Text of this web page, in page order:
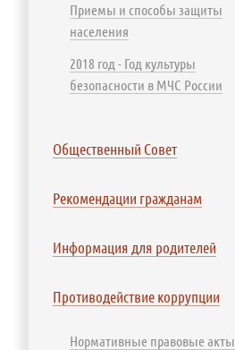
Приемы и способы защиты
населения
2018 год - Год культуры
безопасности в МЧС России
Общественный Совет
Рекомендации гражданам
Информация для родителей
Противодействие коррупции
Нормативные правовые акты